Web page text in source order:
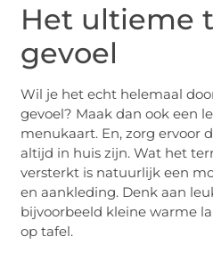
Het ultieme
gevoel
Wil je het echt helemaal
gevoel? Maak dan ook een
menukaart. En, zorg ervoor
altijd in huis zijn. Wat het
versterkt is natuurlijk een
en aankleding. Denk aan
bijvoorbeeld kleine warme
op tafel.